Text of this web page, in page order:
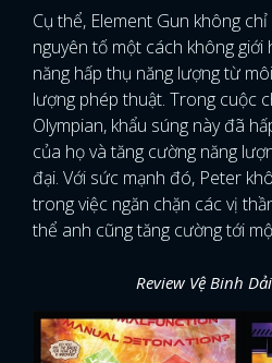
Cụ thể, Element Gun không
nguyên tố một cách không giới
năng hấp thụ năng lượng từ
lượng phép thuật. Trong cuộc
Olympian, khẩu súng này đã
của họ và tăng cường năng
đại. Với sức mạnh đó, Peter
trong việc ngăn chặn các vị
thể anh cũng tăng cường tới
Review Vệ Binh